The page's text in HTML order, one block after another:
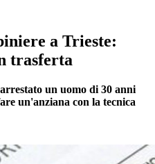
a Trieste:
trasferta
un uomo di 30 anni
un'anziana con la tecnica